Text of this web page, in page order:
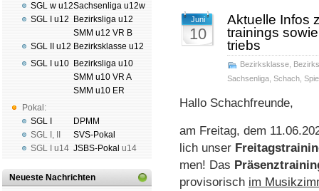
SGL w u12
SGL I u12
SGL II u12
SGL I u10
Pokal:
SGL I
SGL I ,
SGL I
u14
Sachsenliga u12w
Bezirksliga u12
SMM u12 VR B
Bezirksklasse u12
Bezirksliga u10
SMM u10 VR A
SMM u10 ER
DPMM
SVS-Pokal
JSBS-Pokal u14
Neueste Nachrichten
Juni
10
Aktuelle Infos
trai­nings
triebs
Bezirksklasse
Sachsenliga Schach
Hallo Schach­freunde,
am Freitag, dem
lich un­ser
men! Das
pro­vi­so­risch im